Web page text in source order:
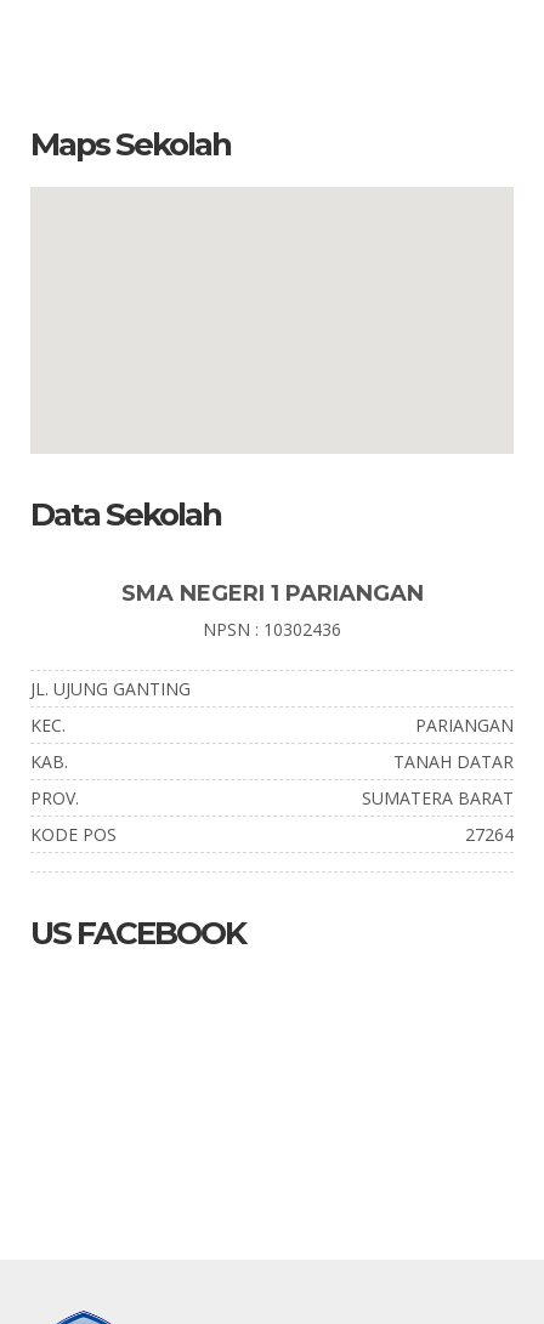
Maps Sekolah
Data Sekolah
SMA NEGERI 1 PARIANGAN
NPSN : 10302436
JL. UJUNG GANTING
KEC.
PARIANGAN
KAB.
TANAH DATAR
PROV.
SUMATERA BARAT
KODE POS
27264
US FACEBOOK